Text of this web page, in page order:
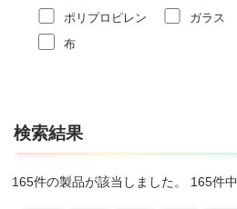
ポリプロピレン
ガラス
布
検索結果
165件の製品が該当しました。 165件